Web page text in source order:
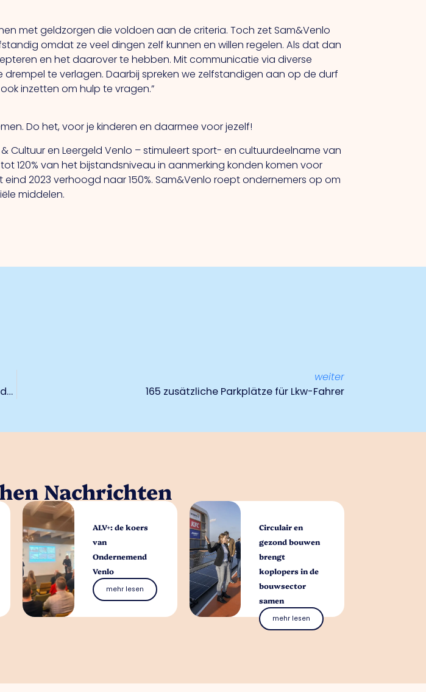
met geldzorgen die voldoen aan de criteria. Toch zet Sam&Venlo
omdat ze veel dingen zelf kunnen en willen regelen.Alsdat dan
en het daarover te hebben.Mitcommunicatie via diverse
te verlagen. Daarbij spreken we zelfstandigen aan op de durf
inzetten om hulp te vragen.”
Dohet, voor je kinderen en daarmee voor jezelf!
en Leergeld Venlo – stimuleert sport- en cultuurdeelname van
120% van het bijstandsniveau in aanmerking konden komen voor
2023 verhoogd naar 150%. Sam&Venlo roept ondernemers op om
middelen.
‘Venlo heeft een sterke infrastructurele basis voor een welvarende toekomst’
weiter
165 zusätzliche Parkplätze für Lkw-Fahrer
Nachrichten
ALV+: de koers
van
Ondernemend
Venlo
mehr lesen
Circulair en
gezond bouwen
brengt
koplopers in de
bouwsector
samen
mehr lesen